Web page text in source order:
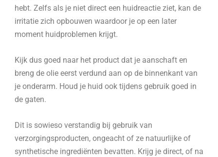
hebt. Zelfs als je niet direct een huidreactie ziet, kan de
irritatie zich opbouwen waardoor je op een later
moment huidproblemen krijgt.
Kijk dus goed naar het product dat je aanschaft en
breng de olie eerst verdund aan op de binnenkant van
je onderarm. Houd je huid ook tijdens gebruik goed in
de gaten.
Dit is sowieso verstandig bij gebruik van
verzorgingsproducten, ongeacht of ze natuurlijke of
synthetische ingrediënten bevatten. Krijg je direct, of na